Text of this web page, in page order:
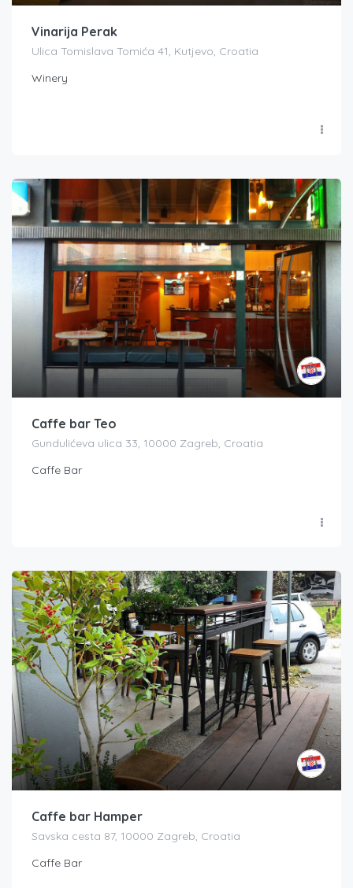
Vinarija Perak
Ulica Tomislava Tomića 41, Kutjevo, Croatia
Winery
Caffe bar Teo
Gundulićeva ulica 33, 10000 Zagreb, Croatia
Caffe Bar
Caffe bar Hamper
Savska cesta 87, 10000 Zagreb, Croatia
Caffe Bar